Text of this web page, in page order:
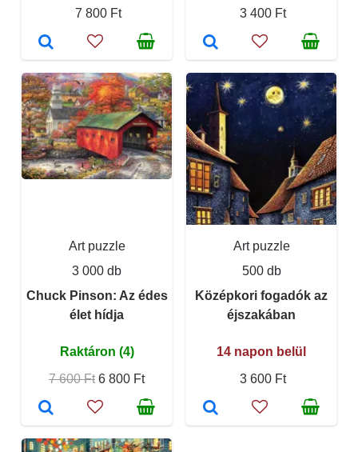
7 800 Ft
3 400 Ft
Art puzzle
3 000 db
Chuck Pinson: Az édes
élet hídja
Raktáron (4)
7 600 Ft 6 800 Ft
Art puzzle
500 db
Középkori fogadók az
éjszakában
14 napon belül
3 600 Ft